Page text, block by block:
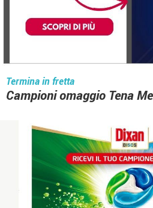
Termina in fretta
Campioni omaggio Tena